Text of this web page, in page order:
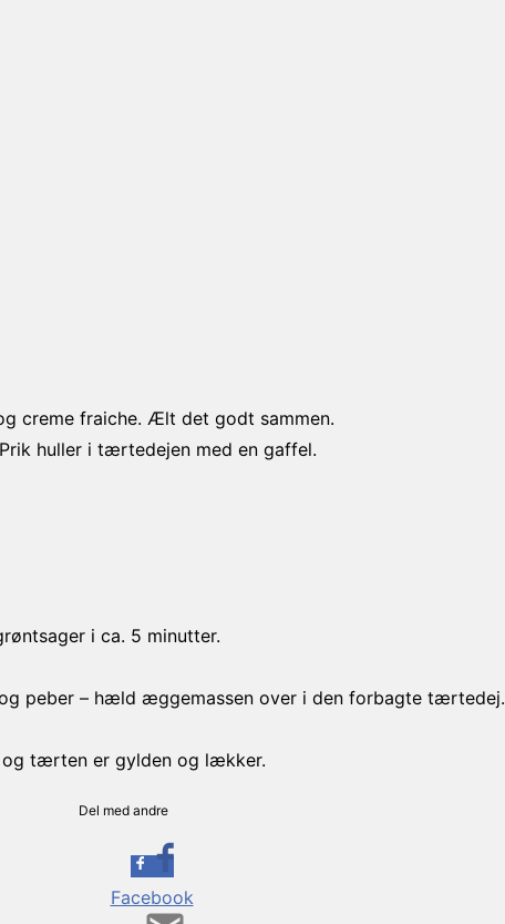
creme fraiche. Ælt det godt sammen.
huller i tærtedejen med en gaffel.
i ca. 5 minutter.
peber – hæld æggemassen over i den forbagte tærtedej.
tærten er gylden og lækker.
Del med andre
Facebook